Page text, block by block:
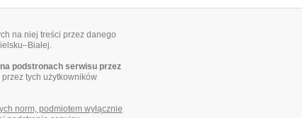
na niej treści przez danego
podstronach serwisu przez
tych użytkowników
norm, podmiotem wyłącznie